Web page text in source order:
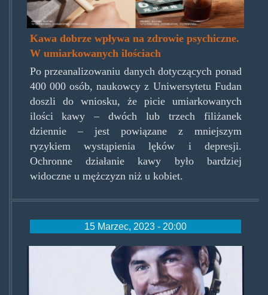
Kawa dobrze wpływa na zdrowie psychiczne.
W umiarkowanych ilościach
Po przeanalizowaniu danych dotyczących ponad
400 000 osób, naukowcy z Uniwersytetu Fudan
doszli do wniosku, że picie umiarkowanych
ilości kawy – dwóch lub trzech filiżanek
dziennie – jest powiązane z mniejszym
ryzykiem wystąpienia lęków i depresji.
Ochronne działanie kawy było bardziej
widoczne u mężczyzn niż u kobiet.
15 Marzec, 2023 - 20:00
coffee1861.jpg